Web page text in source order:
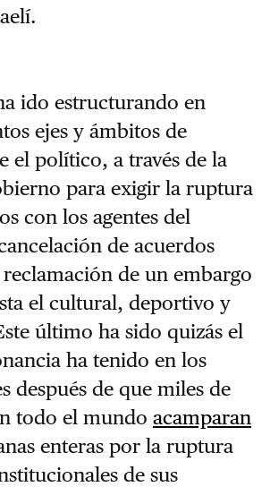
ido estructurando en
ejes y ámbitos de
el político, a través de la
para exigir la ruptura
con los agentes del
de acuerdos
de un embargo
el cultural, deportivo y
último ha sido quizás el
ha tenido en los
después de que miles de
todo el mundo acamparan
enteras por la ruptura
de sus